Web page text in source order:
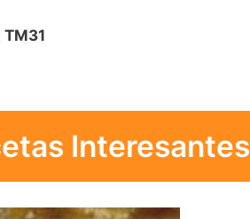
Interesantes